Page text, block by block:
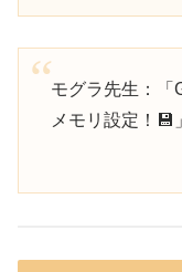
モグラ先生：「
メモリ設定！💾」